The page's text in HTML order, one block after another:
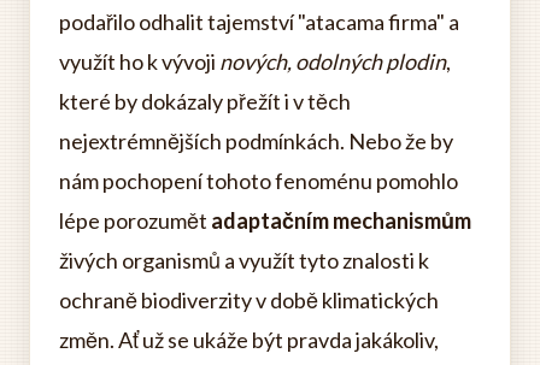
podařilo odhalit tajemství "atacama firma" a
využít ho k vývoji nových, odolných plodin,
které by dokázaly přežít i v těch
nejextrémnějších podmínkách. Nebo že by
nám pochopení tohoto fenoménu pomohlo
lépe porozumět adaptačním mechanismům
živých organismů a využít tyto znalosti k
ochraně biodiverzity v době klimatických
změn. Ať už se ukáže být pravda jakákoliv,